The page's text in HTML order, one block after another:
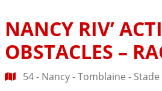
NANCY RIV’
OBSTACLES –
54 - Nancy - Tomblaine -